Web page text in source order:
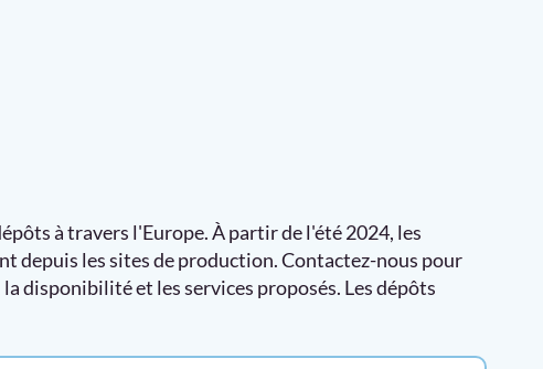
à travers l'Europe. À partir de l'été 2024, les
depuis les sites de production. Contactez-nous pour
disponibilité et les services proposés. Les dépôts